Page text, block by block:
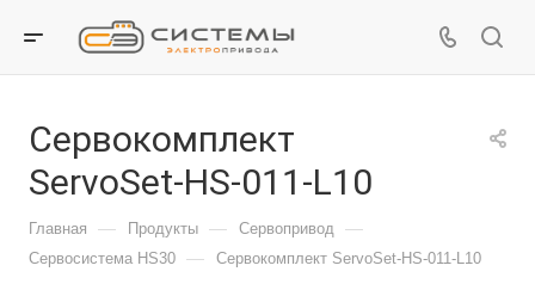
Сервокомплект
ServoSet-HS-011-L10
Главная — Продукты — Сервопривод —
Сервосистема HS30 — Сервокомплект ServoSet-HS-011-L10